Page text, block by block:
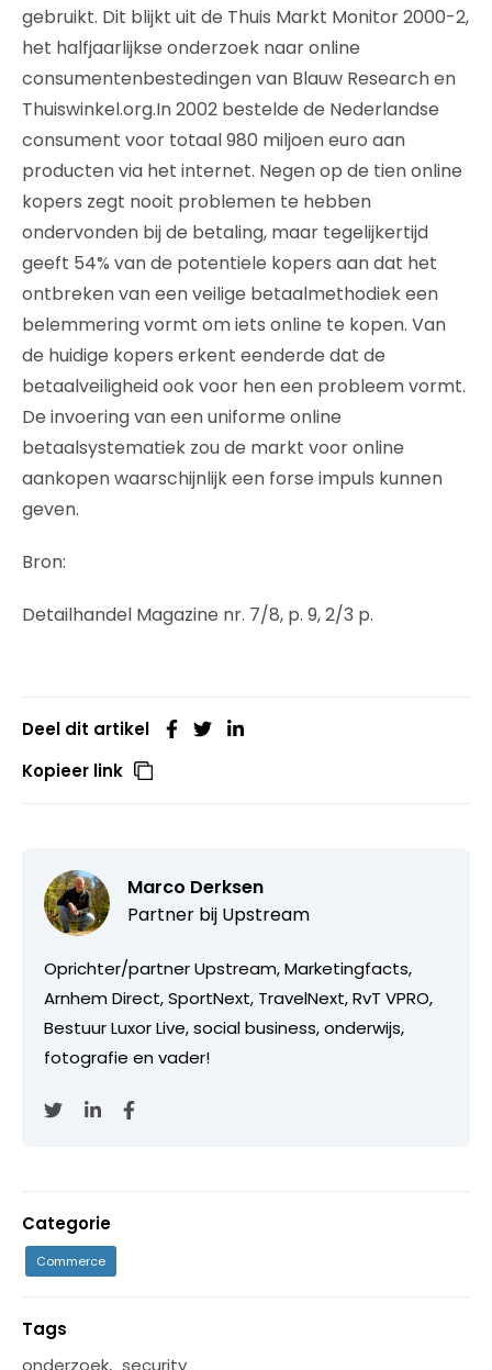
gebruikt. Dit blijkt uit de Thuis Markt Monitor 2000-2,
het halfjaarlijkse onderzoek naar online
consumentenbestedingen van Blauw Research en
Thuiswinkel.org.In 2002 bestelde de Nederlandse
consument voor totaal 980 miljoen euro aan
producten via het internet. Negen op de tien online
kopers zegt nooit problemen te hebben
ondervonden bij de betaling, maar tegelijkertijd
geeft 54% van de potentiele kopers aan dat het
ontbreken van een veilige betaalmethodiek een
belemmering vormt om iets online te kopen. Van
de huidige kopers erkent eenderde dat de
betaalveiligheid ook voor hen een probleem vormt.
De invoering van een uniforme online
betaalsystematiek zou de markt voor online
aankopen waarschijnlijk een forse impuls kunnen
geven.
Bron:
Detailhandel Magazine nr. 7/8, p. 9, 2/3 p.
Deel dit artikel
Kopieer link
Marco Derksen
Partner bij Upstream
Oprichter/partner Upstream, Marketingfacts,
Arnhem Direct, SportNext, TravelNext, RvT VPRO,
Bestuur Luxor Live, social business, onderwijs,
fotografie en vader!
Categorie
Commerce
Tags
onderzoek, security